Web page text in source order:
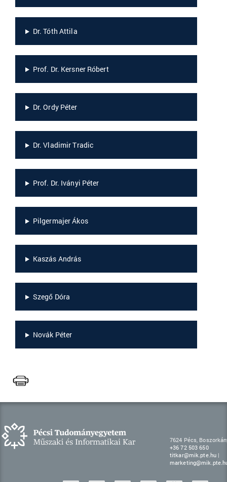
Dr. Tóth Attila
Prof. Dr. Kersner Róbert
Dr. Ordy Péter
Dr. Vladimir Tradic
Prof. Dr. Iványi Péter
Pilgermajer Ákos
Kaszás András
Szegő Dóra
Novák Péter
7624 Pécs,
+36 72 503 650
titkar@mik.pte.hu |